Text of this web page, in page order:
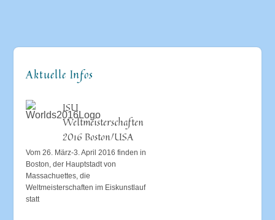
Aktuelle Infos
ISU
Weltmeisterschaften
2016 Boston/USA
Vom 26. März-3. April 2016 finden in
Boston, der Hauptstadt von
Massachuettes, die
Weltmeisterschaften im Eiskunstlauf
statt